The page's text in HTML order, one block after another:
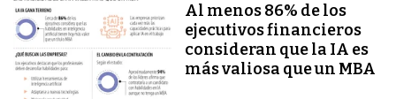
Al menos 86% de los
ejecutivos financieros
consideran que la IA es
más valiosa que un MBA